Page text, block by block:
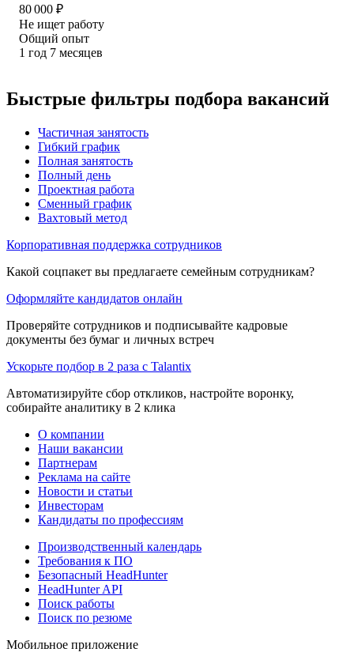
80 000 ₽
Не ищет работу
Общий опыт
1 год 7 месяцев
Быстрые фильтры подбора вакансий
Частичная занятость
Гибкий график
Полная занятость
Полный день
Проектная работа
Сменный график
Вахтовый метод
Корпоративная поддержка сотрудников
Какой соцпакет вы предлагаете семейным сотрудникам?
Оформляйте кандидатов онлайн
Проверяйте сотрудников и подписывайте кадровые
документы без бумаг и личных встреч
Ускорьте подбор в 2 раза с Talantix
Автоматизируйте сбор откликов, настройте воронку,
собирайте аналитику в 2 клика
О компании
Наши вакансии
Партнерам
Реклама на сайте
Новости и статьи
Инвесторам
Кандидаты по профессиям
Производственный календарь
Требования к ПО
Безопасный HeadHunter
HeadHunter API
Поиск работы
Поиск по резюме
Мобильное приложение